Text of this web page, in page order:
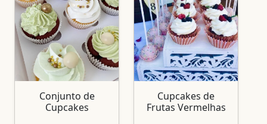
Conjunto de
Cupcakes
Cupcakes de
Frutas Vermelhas